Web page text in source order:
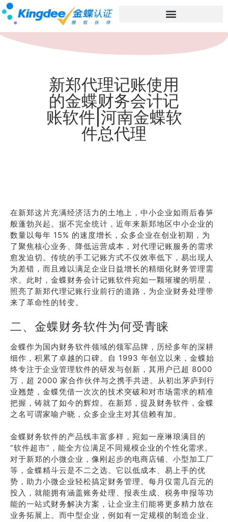
新郑代理记账使用
的金蝶财务会计记
账软件|河南金蝶软
件总代理
在新郑这片充满经济活力的土地上，中小企业如雨后春笋
般蓬勃兴起。据不完全统计，近年来新郑地区中小企业的
数量以每年 15% 的速度增长，众多企业在创业初期，为
了聚焦核心业务、降低运营成本，对代理记账服务的需求
愈发迫切。传统的手工记账方式不仅效率低下，易出现人
为差错，而且难以满足企业日益增长的精细化财务管理需
求。此时，金蝶财务会计记账软件宛如一颗璀璨的明星，
照亮了新郑代理记账行业前行的道路，为企业财务处理带
来了革命性的转变。
二、金蝶财务软件为何受青睐
金蝶作为国内财务软件领域的领军品牌，历经多年的深耕
细作，积累了卓越的口碑。自 1993 年创立以来，金蝶始
终专注于企业管理软件的研发与创新，其用户已超 8000
万，超 2000 家合作伙伴与之携手共进。从初出茅庐到行
业翘楚，金蝶凭借一次次的技术突破和对市场需求的精准
把握，铸就了如今的辉煌。在新郑，提及财务软件，金蝶
之名可谓家喻户晓，众多企业主对其信赖有加。
金蝶财务软件的产品线丰富多样，宛如一座琳琅满目的
“软件超市”，能全方位满足不同规模企业的个性化需求。
对于新郑的小微企业，像刚起步的电商店铺、小型加工厂
等，金蝶精斗云是不二之选。它以低成本、易上手的优
势，助力小微企业轻松搞定财务管理。每月仅需几百元的
投入，就能拥有涵盖账务处理、报表生成、税务申报等功
能的一站式财务解决方案，让企业主们能将更多精力放在
业务拓展上。而中型企业，例如有一定规模的制造企业、